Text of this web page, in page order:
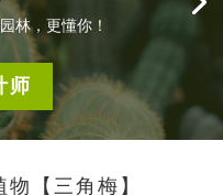
林，更懂你！
师
【三角梅】